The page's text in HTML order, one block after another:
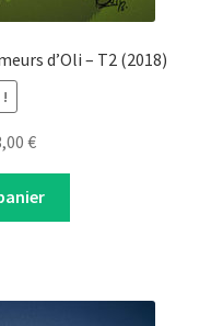
d’Oli – T2 (2018)
!
€.
€Current
is:
13,00 €.